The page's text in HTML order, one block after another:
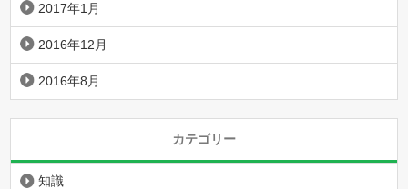
2017年1月
2016年12月
2016年8月
カテゴリー
知識